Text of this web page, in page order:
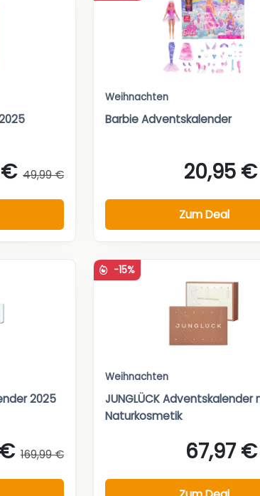
49,99 €
Weihnachten
Barbie Adventskalender
20,95 €
Zum Deal
2025
169,99 €
-15%
Weihnachten
JUNGLÜCK Adventskalender
Naturkosmetik
67,97 €